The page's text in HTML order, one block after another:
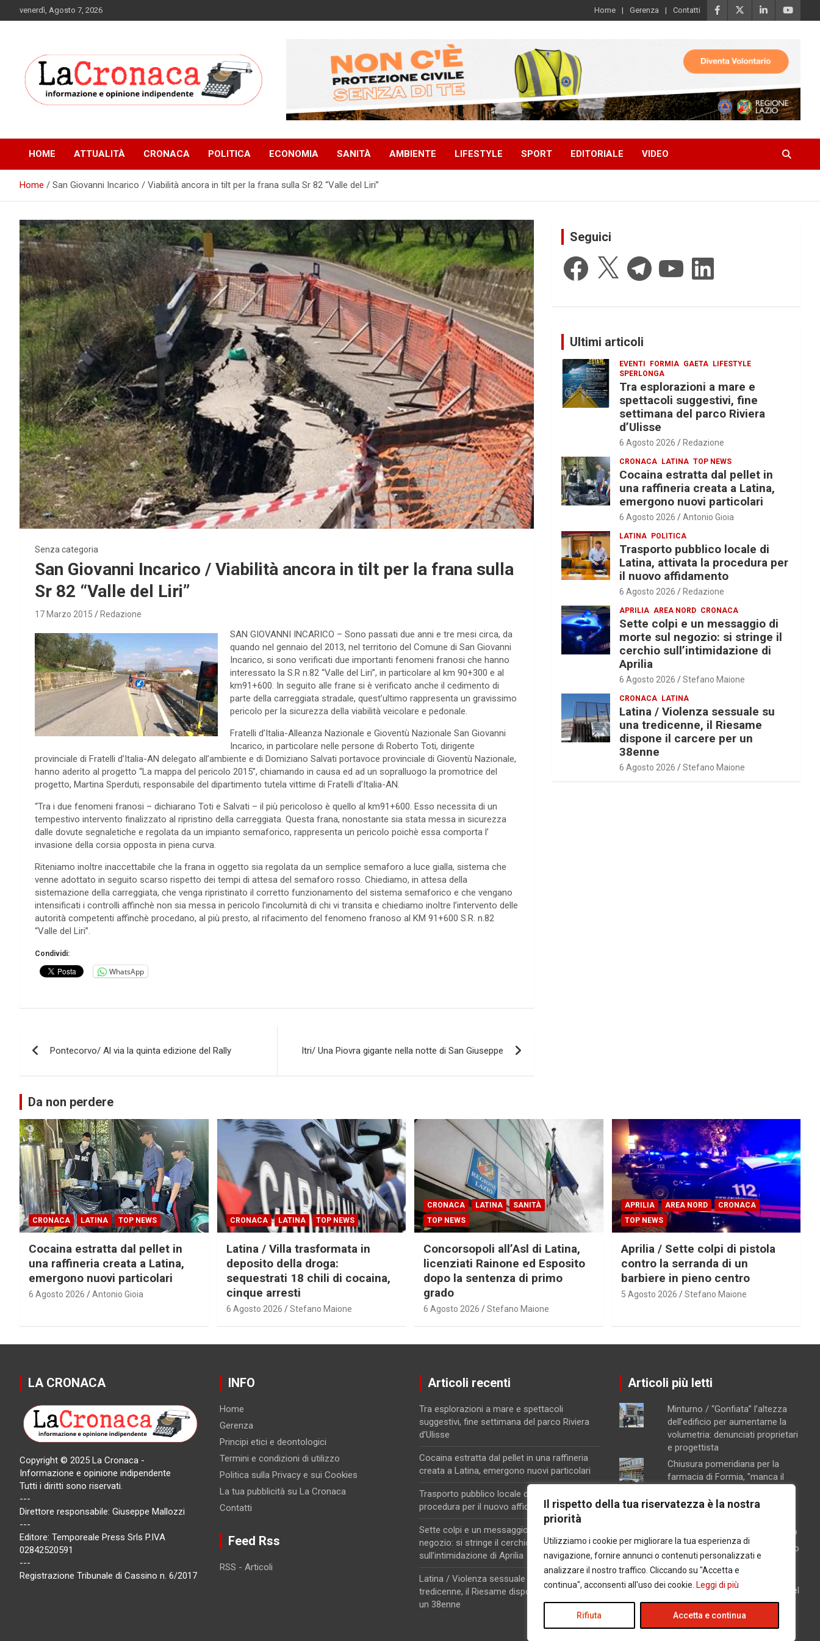
Il rispetto della tua riservatezza è la nostra
priorità
Utilizziamo i cookie per migliorare la tua esperienza di
navigazione, fornire annunci o contenuti personalizzati e
analizzare il nostro traffico. Cliccando su "Accetta e
continua", acconsenti all'uso dei cookie. Leggi di più
Rifiuta Accetta e continua
to
venerdì, Agosto 7, 2026 Home Gerenza Contatti
HOME ATTUALITÀ CRONACA POLITICA ECONOMIA SANITÀ AMBIENTE LIFESTYLE SPORT EDITORIALE VIDEO
Home San Giovanni Incarico / Viabilità ancora in tilt per la frana sulla Sr 82 “Valle del Liri”
Senza categoria
San Giovanni Incarico / Viabilità ancora in tilt per la frana sulla
Sr 82 “Valle del Liri”
17 Marzo 2015 Redazione
SAN GIOVANNI INCARICO – Sono passati due anni e tre mesi circa, da
quando nel gennaio del 2013, nel territorio del Comune di San Giovanni
Incarico, si sono verificati due importanti fenomeni franosi che hanno
interessato la S.R n.82 “Valle del Liri”, in particolare al km 90+300 e al
km91+600. In seguito alle frane si è verificato anche il cedimento di
parte della carreggiata stradale, quest’ultimo rappresenta un gravissimo
pericolo per la sicurezza della viabilità veicolare e pedonale.
Fratelli d’Italia-Alleanza Nazionale e Gioventù Nazionale San Giovanni
Incarico, in particolare nelle persone di Roberto Toti, dirigente
provinciale di Fratelli d’Italia-AN delegato all’ambiente e di Domiziano Salvati portavoce provinciale di Gioventù Nazionale,
hanno aderito al progetto “La mappa del pericolo 2015”, chiamando in causa ed ad un sopralluogo la promotrice del
progetto, Martina Sperduti, responsabile del dipartimento tutela vittime di Fratelli d’Italia-AN.
“Tra i due fenomeni franosi – dichiarano Toti e Salvati – il più pericoloso è quello al km91+600. Esso necessita di un
tempestivo intervento finalizzato al ripristino della carreggiata. Questa frana, nonostante sia stata messa in sicurezza
dalle dovute segnaletiche e regolata da un impianto semaforico, rappresenta un pericolo poichè essa comporta l’
invasione della corsia opposta in piena curva.
Riteniamo inoltre inaccettabile che la frana in oggetto sia regolata da un semplice semaforo a luce gialla, sistema che
venne adottato in seguito scarso rispetto dei tempi di attesa del semaforo rosso. Chiediamo, in attesa della
sistemazione della carreggiata, che venga ripristinato il corretto funzionamento del sistema semaforico e che vengano
intensificati i controlli affinchè non sia messa in pericolo l’incolumità di chi vi transita e chiediamo inoltre l’intervento delle
autorità competenti affinchè procedano, al più presto, al rifacimento del fenomeno franoso al KM 91+600 S.R. n.82
“Valle del Liri”.
Condividi:
WhatsApp
articoli
Pontecorvo/ Al via la quinta edizione del Rally Itri/ Una Piovra gigante nella notte di San Giuseppe
Seguici
Facebook
X TelegramYouTube LinkedIn
Ultimi articoli
EVENTI FORMIA GAETA LIFESTYLE
SPERLONGA
Tra esplorazioni a mare e
spettacoli suggestivi, fine
settimana del parco Riviera
d’Ulisse
6 Agosto 2026 Redazione
CRONACA LATINA TOP NEWS
Cocaina estratta dal pellet in
una raffineria creata a Latina,
emergono nuovi particolari
6 Agosto 2026 Antonio Gioia
LATINA POLITICA
Trasporto pubblico locale di
Latina, attivata la procedura per
il nuovo affidamento
6 Agosto 2026 Redazione
APRILIA AREA NORD CRONACA
Sette colpi e un messaggio di
morte sul negozio: si stringe il
cerchio sull’intimidazione di
Aprilia
6 Agosto 2026 Stefano Maione
CRONACA LATINA
Latina / Violenza sessuale su
una tredicenne, il Riesame
dispone il carcere per un
38enne
6 Agosto 2026 Stefano Maione
Da non perdere
CRONACA LATINA TOP NEWS
Cocaina estratta dal pellet in
una raffineria creata a Latina,
emergono nuovi particolari
6 Agosto 2026 Antonio Gioia
CRONACA LATINA TOP NEWS
Latina / Villa trasformata in
deposito della droga:
sequestrati 18 chili di cocaina,
cinque arresti
6 Agosto 2026 Stefano Maione
CRONACA LATINA
SANITÀ
TOP NEWS
Concorsopoli all’Asl di Latina,
licenziati Rainone ed Esposito
dopo la sentenza di primo
grado
6 Agosto 2026 Stefano Maione
APRILIA AREA NORD
CRONACA
TOP NEWS
Aprilia / Sette colpi di pistola
contro la serranda di un
barbiere in pieno centro
5 Agosto 2026 Stefano Maione
LA CRONACA
Copyright © 2025 La Cronaca -
Informazione e opinione indipendente
Tutti i diritti sono riservati.
---
Direttore responsabile: Giuseppe Mallozzi
---
Editore: Temporeale Press Srls P.IVA
02842520591
---
Registrazione Tribunale di Cassino n. 6/2017
INFO
Home
Gerenza
Principi etici e deontologici
Termini e condizioni di utilizzo
Politica sulla Privacy e sui Cookies
La tua pubblicità su La Cronaca
Contatti
Feed Rss
RSS - Articoli
Articoli recenti
Tra esplorazioni a mare e spettacoli
suggestivi, fine settimana del parco Riviera
d’Ulisse
Cocaina estratta dal pellet in una raffineria
creata a Latina, emergono nuovi particolari
Trasporto pubblico locale di Latina, attivata la
procedura per il nuovo affidamento
Sette colpi e un messaggio di morte sul
negozio: si stringe il cerchio
sull’intimidazione di Aprilia
Latina / Violenza sessuale su una
tredicenne, il Riesame dispone il carcere per
un 38enne
Articoli più letti
Minturno / “Gonfiata” l’altezza
dell’edificio per aumentarne la
volumetria: denunciati proprietari
e progettista
Chiusura pomeridiana per la
farmacia di Formia, "manca il
Concorsopoli all’Asl di Latina,
dopo la sentenza di primo grado
Schiuma e acqua giallastra lungo
le coste del Lazio: Arpa esclude
contaminazioni batteriche
Latina / Piano del fabbisogno del
personale, ok dalla Giunta: in
arrivo 30 nuove assunzioni e 17
progressioni verticali